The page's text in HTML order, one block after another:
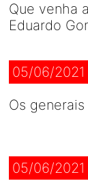
Que venha
Eduardo
05/06/2021
Os
05/06/2021